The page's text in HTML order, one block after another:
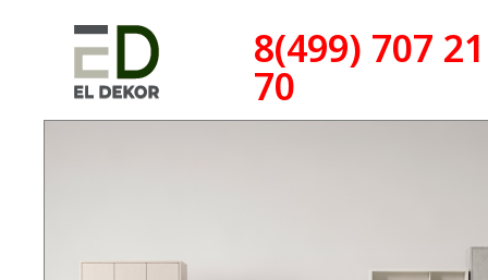
8(499) 707 21
70